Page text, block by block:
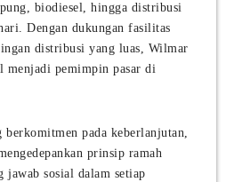
biodiesel, hingga distribusi
Dengan dukungan fasilitas
distribusi yang luas, Wilmar
menjadi pemimpin pasar di
berkomitmen pada keberlanjutan,
prinsip ramah
jawab sosial dalam setiap